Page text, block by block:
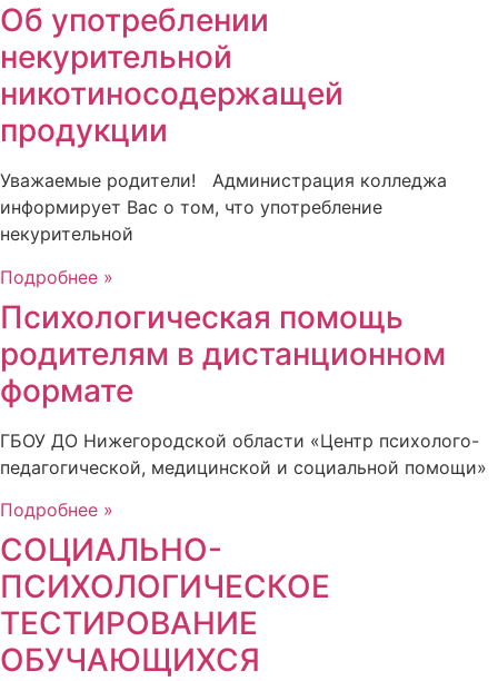
Об употреблении
некурительной
никотиносодержащей
продукции
Уважаемые родители! Администрация колледжа
информирует Вас о том, что употребление
некурительной
Подробнее »
Психологическая помощь
родителям в дистанционном
формате
ГБОУ ДО Нижегородской области «Центр психолого-
педагогической, медицинской и социальной помощи»
Подробнее »
СОЦИАЛЬНО-
ПСИХОЛОГИЧЕСКОЕ
ТЕСТИРОВАНИЕ
ОБУЧАЮЩИХСЯ